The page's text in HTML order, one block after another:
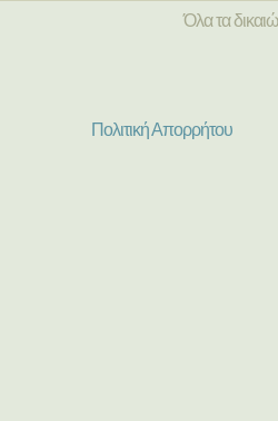
Όλα τα
Πολιτική Απορρήτου